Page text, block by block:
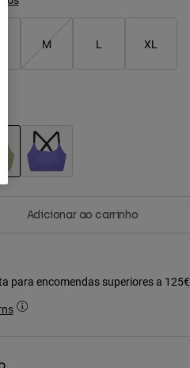
M L XL
Adicionar ao carrinho
para encomendas superiores a 125€